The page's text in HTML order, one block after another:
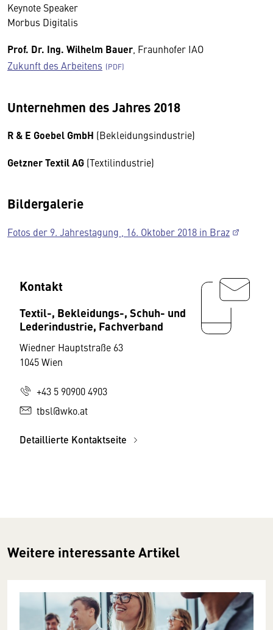
Keynote Speaker
Morbus Digitalis
Prof. Dr. Ing. Wilhelm Bauer , Fraunhofer IAO
Zukunft des Arbeitens
Unternehmen des Jahres 2018
R & E Goebel GmbH (Bekleidungsindustrie)
Getzner Textil AG (Textilindustrie)
Bildergalerie
Fotos der 9. Jahrestagung , 16. Oktober 2018 in Braz
Kontakt
Textil-, Bekleidungs-, Schuh- und
Lederindustrie, Fachverband
Wiedner Hauptstraße 63
1045 Wien
+43 5 90900 4903
tbsl@wko.at
Detaillierte Kontaktseite
Weitere interessante Artikel